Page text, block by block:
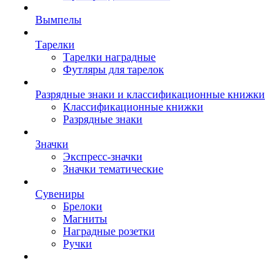
Вымпелы
Тарелки
Тарелки наградные
Футляры для тарелок
Разрядные знаки и классификационные книжки
Классификационные книжки
Разрядные знаки
Значки
Экспресс-значки
Значки тематические
Сувениры
Брелоки
Магниты
Наградные розетки
Ручки